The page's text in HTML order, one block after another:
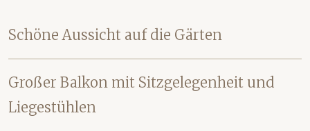
Schöne Aussicht auf die Gärten
Großer Balkon mit Sitzgelegenheit und
Liegestühlen